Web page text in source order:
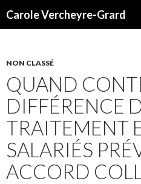
Carole Vercheyre-Grard
NON CLASSÉ
QUAND
DIFFÉRENCE
TRAITEMENT
SALARIÉS
ACCORD